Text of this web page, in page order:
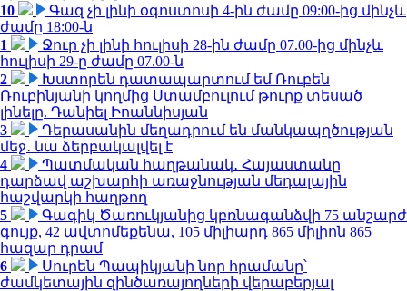
10
Գազ չի լինի օգոստոսի 4-ին ժամը 09:00-ից մինչև
ժամը 18:00-ն
1
Ջուր չի լինի հուլիսի 28-ին ժամը 07.00-ից մինչև
հուլիսի 29-ը ժամը 07.00-ն
2
Խստորեն դատապարտում եմ Ռուբեն
Ռուբինյանի կողմից Ստամբուլում թուրք տեսած
լինելը. Դանիել Իոաննիսյան
3
Դերասանին մեղադրում են մանկապղծության
մեջ․ նա ձերբակալվել է
4
Պատմական հաղթանակ․ Հայաստանը
դարձավ աշխարհի առաջնության մեդալային
հաշվարկի հաղթող
5
Գագիկ Ծառուկյանից կբռնագանձվի 75 անշարժ
գույք, 42 ավտոմեքենա, 105 միլիարդ 865 միլիոն 865
հազար դրամ
6
Սուրեն Պապիկյանի նոր հրամանը՝
ժամկետային զինծառայողների վերաբերյալ